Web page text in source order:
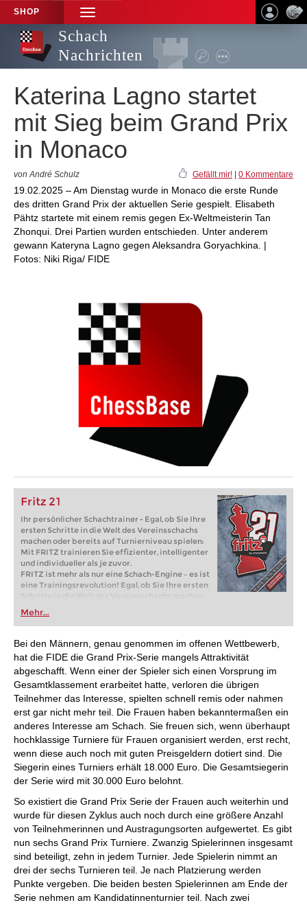
SHOP
TOGGLE
NAVIGATION
Schach
Nachrichten
Katerina Lagno startet
mit Sieg beim Grand Prix
in Monaco
von André Schulz Gefällt mir! 0 Kommentare
19.02.2025 – Am Dienstag wurde in Monaco die erste Runde
des dritten Grand Prix der aktuellen Serie gespielt. Elisabeth
Pähtz startete mit einem remis gegen Ex-Weltmeisterin Tan
Zhonqui. Drei Partien wurden entschieden. Unter anderem
gewann Kateryna Lagno gegen Aleksandra Goryachkina. |
Fotos: Niki Riga/ FIDE
Fritz 21
Ihr persönlicher Schachtrainer - Egal, ob Sie Ihre
ersten Schritte in die Welt des Vereinsschachs
machen oder bereits auf Turnierniveau spielen:
Mit FRITZ trainieren Sie effizienter, intelligenter
und individueller als je zuvor.
FRITZ ist mehr als nur eine Schach-Engine – es ist
eine Trainingsrevolution! Egal, ob Sie Ihre ersten
Schritte in die Welt des Vereinsschachs machen
oder bereits auf Turnierniveau spielen: Mit
FRITZ trainieren Sie effizienter, intelligenter und
individueller als je zuvor.
Mehr...
Bei den Männern, genau genommen im offenen Wettbewerb,
hat die FIDE die Grand Prix-Serie mangels Attraktivität
abgeschafft. Wenn einer der Spieler sich einen Vorsprung im
Gesamtklassement erarbeitet hatte, verloren die übrigen
Teilnehmer das Interesse, spielten schnell remis oder nahmen
erst gar nicht mehr teil. Die Frauen haben bekanntermaßen ein
anderes Interesse am Schach. Sie freuen sich, wenn überhaupt
hochklassige Turniere für Frauen organisiert werden, erst recht,
wenn diese auch noch mit guten Preisgeldern dotiert sind. Die
Siegerin eines Turniers erhält 18.000 Euro. Die Gesamtsiegerin
der Serie wird mit 30.000 Euro belohnt.
So existiert die Grand Prix Serie der Frauen auch weiterhin und
wurde für diesen Zyklus auch noch durch eine größere Anzahl
von Teilnehmerinnen und Austragungsorten aufgewertet. Es gibt
nun sechs Grand Prix Turniere. Zwanzig Spielerinnen insgesamt
sind beteiligt, zehn in jedem Turnier. Jede Spielerin nimmt an
drei der sechs Turnieren teil. Je nach Platzierung werden
Punkte vergeben. Die beiden besten Spielerinnen am Ende der
Serie nehmen am Kandidatinnenturnier teil. Nach zwei